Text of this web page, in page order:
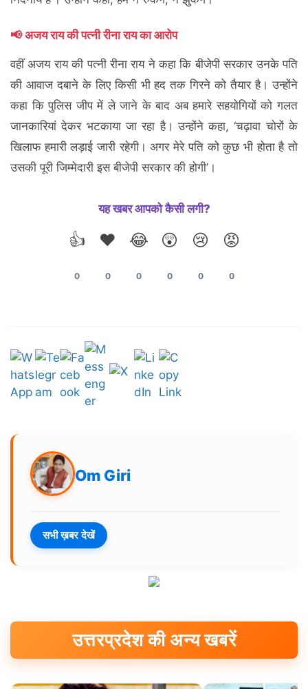
📢 अजय राय की पत्नी रीना राय का आरोप
वहीं अजय राय की पत्नी रीना राय ने कहा कि बीजेपी सरकार उनके पति
की आवाज दबाने के लिए किसी भी हद तक गिरने को तैयार है। उन्होंने
कहा कि पुलिस जीप में ले जाने के बाद अब हमारे सहयोगियों को गलत
जानकारियां देकर भटकाया जा रहा है। उन्होंने कहा, ‘चढ़ावा चोरों के
खिलाफ हमारी लड़ाई जारी रहेगी। अगर मेरे पति को कुछ भी होता है तो
उसकी पूरी जिम्मेदारी इस बीजेपी सरकार की होगी’।
यह खबर आपको कैसी लगी?
👍
0
❤️
0
😂
0
😲
0
😢
0
😡
0
Om Giri
सभी ख़बर देखें
उत्तरप्रदेश की अन्य खबरें